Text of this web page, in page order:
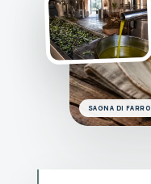
SAGNA DI FARRO